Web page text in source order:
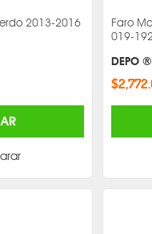
2013-2016
Faro
019-
DEPO ®